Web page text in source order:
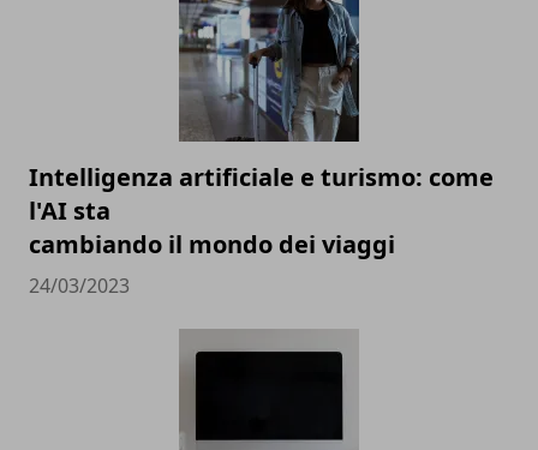
Intelligenza artificiale e turismo: come
l'AI sta
cambiando il mondo dei viaggi
24/03/2023